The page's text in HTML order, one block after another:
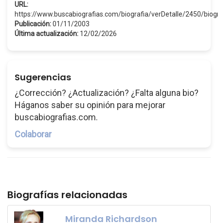
URL:
https://www.buscabiografias.com/biografia/verDetalle/2450/
Publicación:01/11/2003
Última actualización: 12/02/2026
Sugerencias
¿Corrección? ¿Actualización? ¿Falta alguna bio?
Háganos saber su opinión para mejorar
buscabiografias.com.
Colaborar
Biografías relacionadas
Miranda Richardson